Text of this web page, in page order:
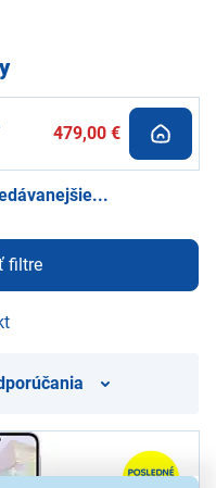
479,00 €
filtre